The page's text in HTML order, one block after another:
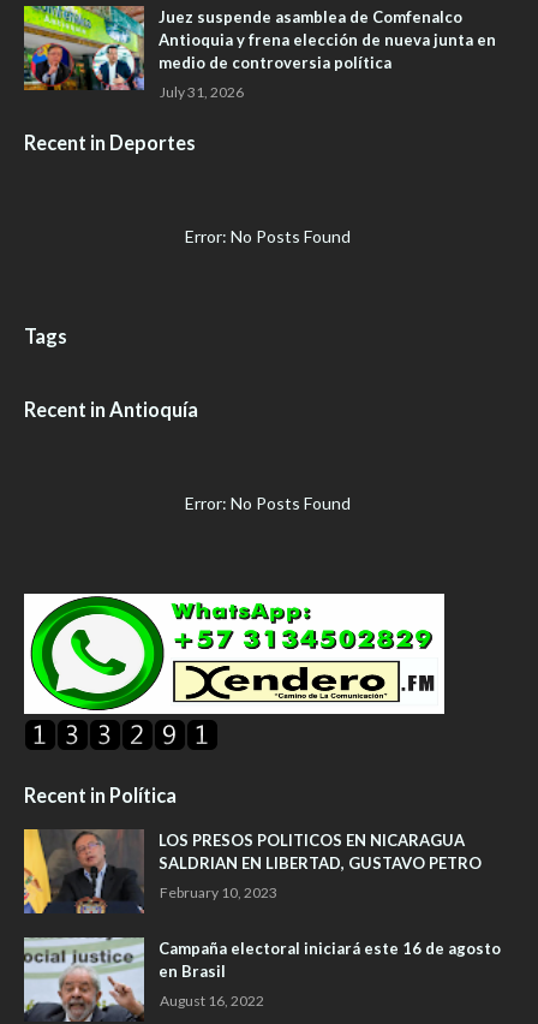
Juez suspende asamblea de Comfenalco
Antioquia y frena elección de nueva junta en
medio de controversia política
July 31, 2026
Recent in Deportes
Error: No Posts Found
Tags
Recent in Antioquía
Error: No Posts Found
Recent in Política
LOS PRESOS POLITICOS EN NICARAGUA
SALDRIAN EN LIBERTAD, GUSTAVO PETRO
February 10, 2023
Campaña electoral iniciará este 16 de agosto
en Brasil
August 16, 2022